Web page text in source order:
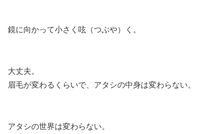
鏡に向かって小さく呟（つぶや）く。
大丈夫。
眉毛が変わるくらいで、アタシの中身は変わらない。
アタシの世界は変わらない。